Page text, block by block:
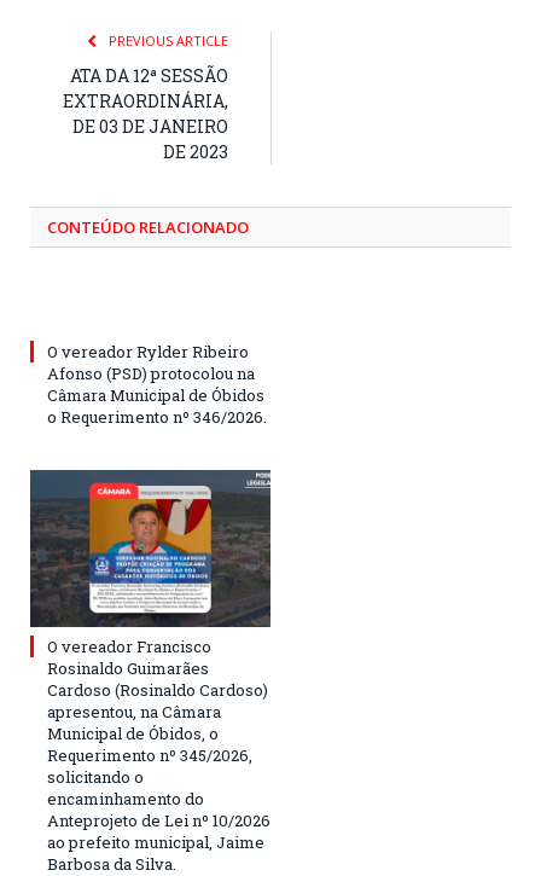
PREVIOUS ARTICLE
ATA DA 12ª SESSÃO
EXTRAORDINÁRIA,
DE 03 DE JANEIRO
DE 2023
CONTEÚDO RELACIONADO
O vereador Rylder Ribeiro
Afonso (PSD) protocolou na
Câmara Municipal de Óbidos
o Requerimento nº 346/2026.
O vereador Francisco
Rosinaldo Guimarães
Cardoso (Rosinaldo Cardoso)
apresentou, na Câmara
Municipal de Óbidos, o
Requerimento nº 345/2026,
solicitando o
encaminhamento do
Anteprojeto de Lei nº 10/2026
ao prefeito municipal, Jaime
Barbosa da Silva.